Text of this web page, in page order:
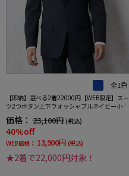
全1色
【即納】選べる2着22000円【WEB限定】スー
ツ2つボタン上下ウォッシャブルネイビー小柄
価格： 23,100円 (税込)
40%off
WEB価格： 13,900円 (税込)
★2着で22,000円対象！